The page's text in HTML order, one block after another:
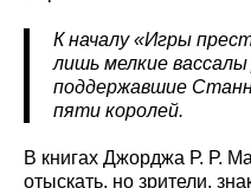
К началу «Игры
лишь мелкие
поддержавшие
пяти королей.
В книгах Джорджа Р. Р.
отыскать, но зрители,